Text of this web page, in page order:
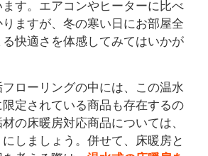
す。エアコンやヒーターに比べ
ますが、冬の寒い日にお部屋全
快適さを体感してみてはいかが
ローリングの中には、この温水
定されている商品も存在するの
の床暖房対応商品については、
しましょう。併せて、床暖房と